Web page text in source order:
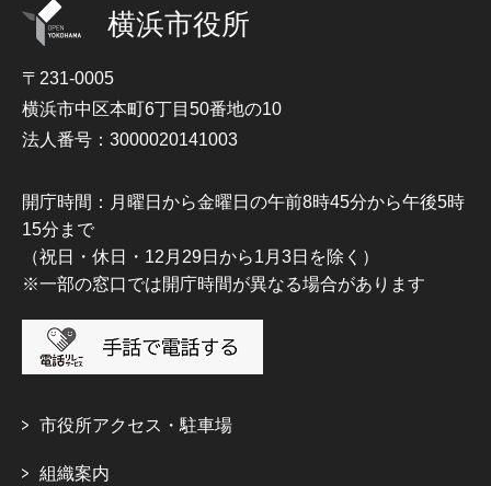
横浜市役所
〒231-0005
横浜市中区本町6丁目50番地の10
法人番号：3000020141003
開庁時間：月曜日から金曜日の午前8時45分から午後5時
15分まで
（祝日・休日・12月29日から1月3日を除く）
※一部の窓口では開庁時間が異なる場合があります
市役所アクセス・駐車場
組織案内